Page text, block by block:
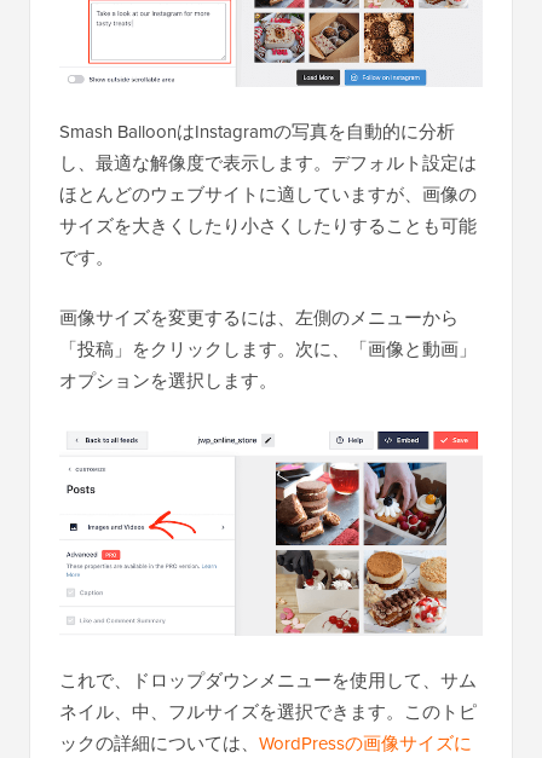
Smash BalloonはInstagramの写真を自動的に分析
し、最適な解像度で表示します。デフォルト設定は
ほとんどのウェブサイトに適していますが、画像の
サイズを大きくしたり小さくしたりすることも可能
です。
画像サイズを変更するには、左側のメニューから
「投稿」をクリックします。次に、「画像と動画」
オプションを選択します。
これで、ドロップダウンメニューを使用して、サム
ネイル、中、フルサイズを選択できます。このトピ
ックの詳細については、 WordPressの画像サイズに